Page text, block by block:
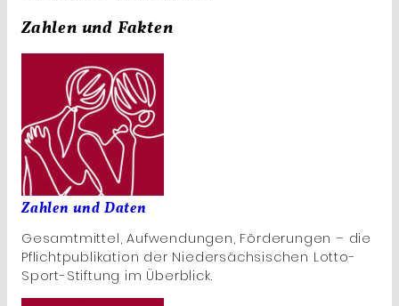
Zahlen und Fakten
Zahlen und Daten
Gesamtmittel, Aufwendungen, Förderungen – die
Pflichtpublikation der Niedersächsischen Lotto-
Sport-Stiftung im Überblick.